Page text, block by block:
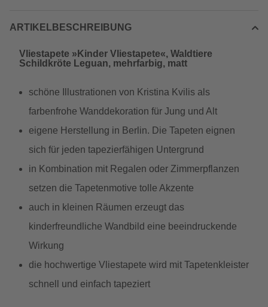
ARTIKELBESCHREIBUNG
Vliestapete »Kinder Vliestapete«, Waldtiere
Schildkröte Leguan, mehrfarbig, matt
schöne Illustrationen von Kristina Kvilis als
farbenfrohe Wanddekoration für Jung und Alt
eigene Herstellung in Berlin. Die Tapeten eignen
sich für jeden tapezierfähigen Untergrund
in Kombination mit Regalen oder Zimmerpflanzen
setzen die Tapetenmotive tolle Akzente
auch in kleinen Räumen erzeugt das
kinderfreundliche Wandbild eine beeindruckende
Wirkung
die hochwertige Vliestapete wird mit Tapetenkleister
schnell und einfach tapeziert